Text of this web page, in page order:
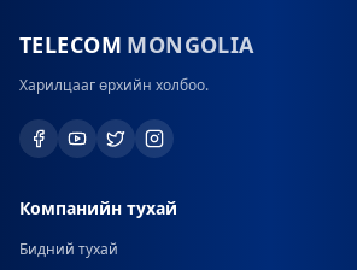
TELECOM MONGOLIA
Харилцааг өрхийн холбоо.
Компанийн тухай
Бидний тухай